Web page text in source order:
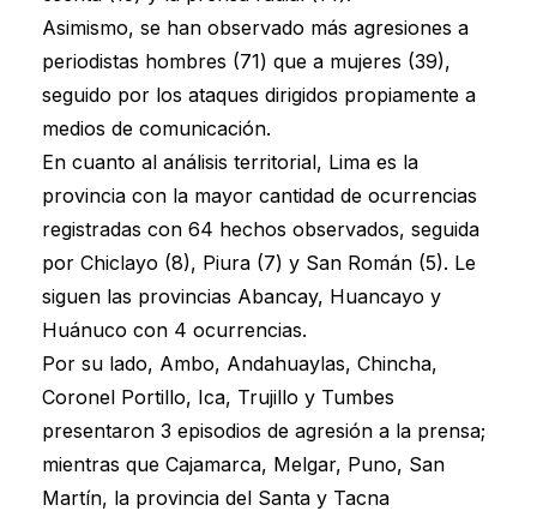
Asimismo, se han observado más agresiones a
periodistas hombres (71) que a mujeres (39),
seguido por los ataques dirigidos propiamente a
medios de comunicación.
En cuanto al análisis territorial, Lima es la
provincia con la mayor cantidad de ocurrencias
registradas con 64 hechos observados, seguida
por Chiclayo (8), Piura (7) y San Román (5). Le
siguen las provincias Abancay, Huancayo y
Huánuco con 4 ocurrencias.
Por su lado, Ambo, Andahuaylas, Chincha,
Coronel Portillo, Ica, Trujillo y Tumbes
presentaron 3 episodios de agresión a la prensa;
mientras que Cajamarca, Melgar, Puno, San
Martín, la provincia del Santa y Tacna